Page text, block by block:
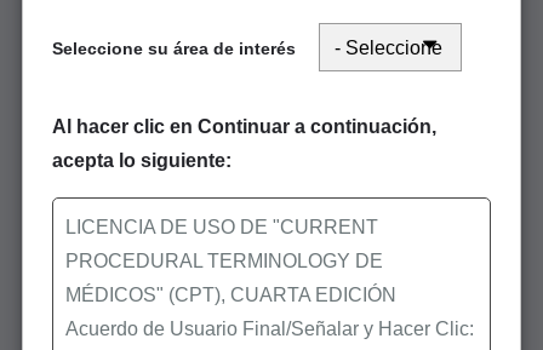
Mayo 4, 2026
de información general
Marzo 26, 2026
Ver más
Consejos útiles, guías y preguntas frecuentes
Seleccione su área de interés
Al hacer clic en Continuar a continuación,
acepta lo siguiente:
LICENCIA DE USO DE "CURRENT
PROCEDURAL TERMINOLOGY DE
MÉDICOS" (CPT), CUARTA EDICIÓN
Acuerdo de Usuario Final/Señalar y Hacer Clic: